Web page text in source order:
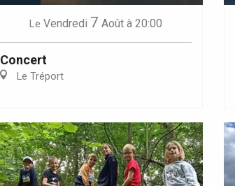
Le Vendredi 7 Août à 20:00
Concert
Le Tréport